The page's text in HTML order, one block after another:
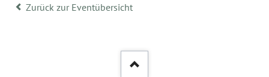
Zurück zur Eventübersicht